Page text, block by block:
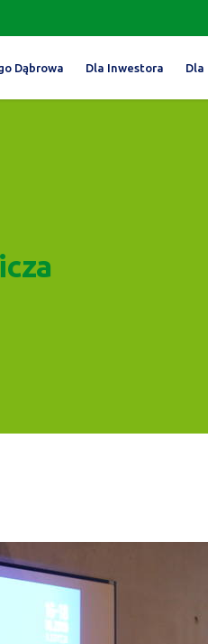
Dąbrowa Dla Inwestora Dla